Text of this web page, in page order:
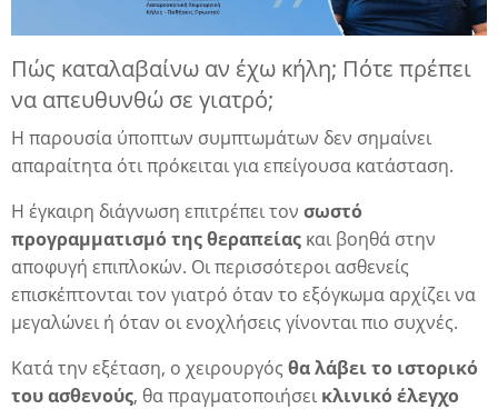
Πώς καταλαβαίνω αν έχω κήλη; Πότε πρέπει
να απευθυνθώ σε γιατρό;
Η παρουσία ύποπτων συμπτωμάτων δεν σημαίνει
απαραίτητα ότι πρόκειται για επείγουσα κατάσταση.
Η έγκαιρη διάγνωση επιτρέπει τον σωστό
προγραμματισμό της θεραπείας και βοηθά στην
αποφυγή επιπλοκών. Οι περισσότεροι ασθενείς
επισκέπτονται τον γιατρό όταν το εξόγκωμα αρχίζει να
μεγαλώνει ή όταν οι ενοχλήσεις γίνονται πιο συχνές.
Κατά την εξέταση, ο χειρουργός θα λάβει το ιστορικό
του ασθενούς, θα πραγματοποιήσει κλινικό έλεγχο